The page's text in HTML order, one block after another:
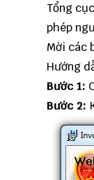
Tổng
phép
Mời các
Hướng
Bước 1:
Bước 2: